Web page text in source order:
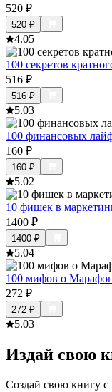
520 ₽
520 ₽
4.05
100 секретов
516 ₽
516 ₽
5.03
100 финансовых
160 ₽
160 ₽
5.02
10 фишек в
1400 ₽
1400 ₽
5.04
100 мифов о
272 ₽
272 ₽
5.03
Издай свою
Создай свою книгу с